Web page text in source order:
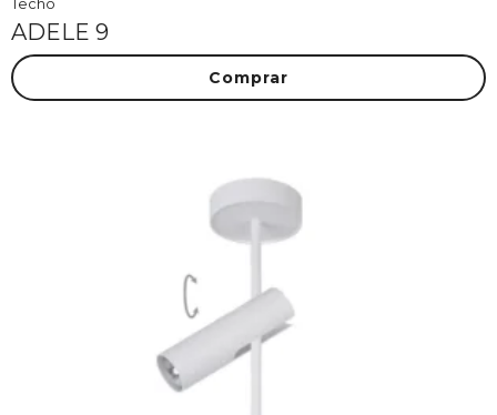
Techo
ADELE 9
Comprar